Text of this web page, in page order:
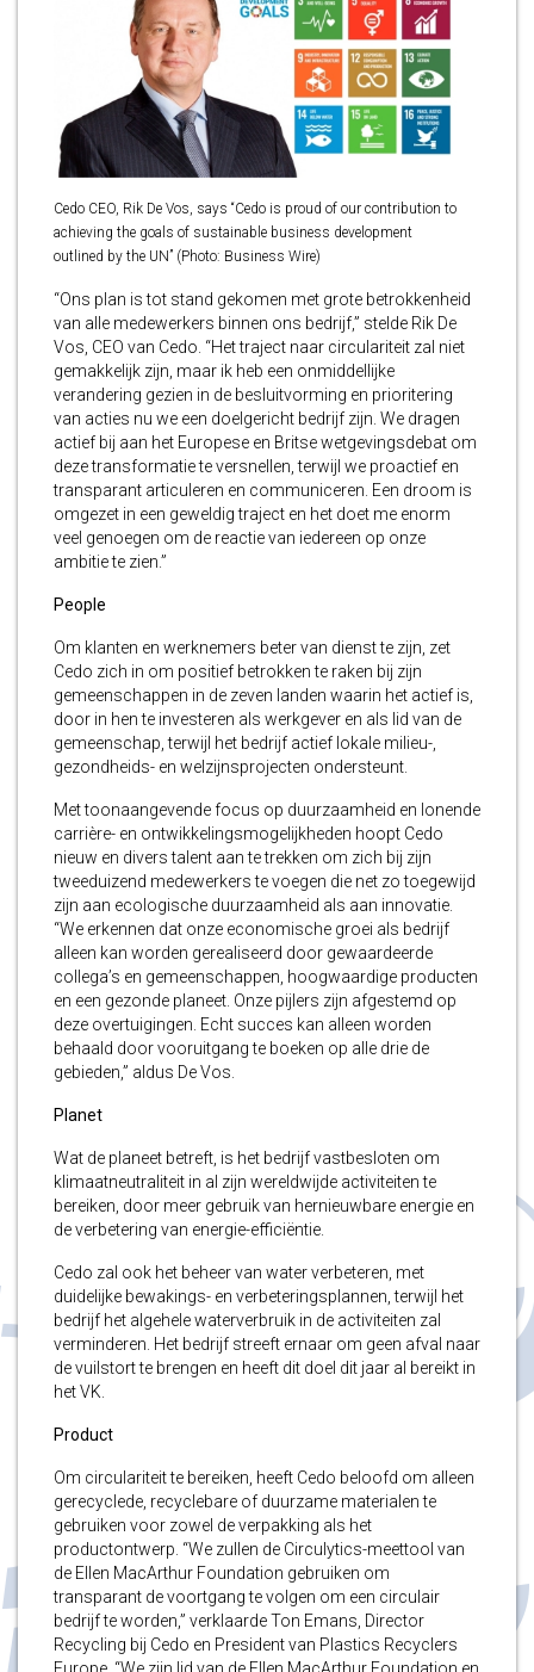
Cedo CEO, Rik De Vos, says “Cedo is proud of our contribution to
achieving the goals of sustainable business development
outlined by the UN” (Photo: Business Wire)
“Ons plan is tot stand gekomen met grote betrokkenheid
van alle medewerkers binnen ons bedrijf,” stelde Rik De
Vos, CEO van Cedo. “Het traject naar circulariteit zal niet
gemakkelijk zijn, maar ik heb een onmiddellijke
verandering gezien in de besluitvorming en prioritering
van acties nu we een doelgericht bedrijf zijn. We dragen
actief bij aan het Europese en Britse wetgevingsdebat om
deze transformatie te versnellen, terwijl we proactief en
transparant articuleren en communiceren. Een droom is
omgezet in een geweldig traject en het doet me enorm
veel genoegen om de reactie van iedereen op onze
ambitie te zien.”
People
Om klanten en werknemers beter van dienst te zijn, zet
Cedo zich in om positief betrokken te raken bij zijn
gemeenschappen in de zeven landen waarin het actief is,
door in hen te investeren als werkgever en als lid van de
gemeenschap, terwijl het bedrijf actief lokale milieu-,
gezondheids- en welzijnsprojecten ondersteunt.
Met toonaangevende focus op duurzaamheid en lonende
carrière- en ontwikkelingsmogelijkheden hoopt Cedo
nieuw en divers talent aan te trekken om zich bij zijn
tweeduizend medewerkers te voegen die net zo toegewijd
zijn aan ecologische duurzaamheid als aan innovatie.
“We erkennen dat onze economische groei als bedrijf
alleen kan worden gerealiseerd door gewaardeerde
collega’s en gemeenschappen, hoogwaardige producten
en een gezonde planeet. Onze pijlers zijn afgestemd op
deze overtuigingen. Echt succes kan alleen worden
behaald door vooruitgang te boeken op alle drie de
gebieden,” aldus De Vos.
Planet
Wat de planeet betreft, is het bedrijf vastbesloten om
klimaatneutraliteit in al zijn wereldwijde activiteiten te
bereiken, door meer gebruik van hernieuwbare energie en
de verbetering van energie-efficiëntie.
Cedo zal ook het beheer van water verbeteren, met
duidelijke bewakings- en verbeteringsplannen, terwijl het
bedrijf het algehele waterverbruik in de activiteiten zal
verminderen. Het bedrijf streeft ernaar om geen afval naar
de vuilstort te brengen en heeft dit doel dit jaar al bereikt in
het VK.
Product
Om circulariteit te bereiken, heeft Cedo beloofd om alleen
gerecyclede, recyclebare of duurzame materialen te
gebruiken voor zowel de verpakking als het
productontwerp. “We zullen de Circulytics-meettool van
de Ellen MacArthur Foundation gebruiken om
transparant de voortgang te volgen om een circulair
bedrijf te worden,” verklaarde Ton Emans, Director
Recycling bij Cedo en President van Plastics Recyclers